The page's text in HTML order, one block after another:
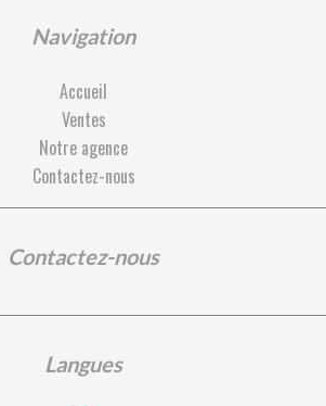
Navigation
Accueil
Ventes
Notre agence
Contactez-nous
Contactez-nous
Langues